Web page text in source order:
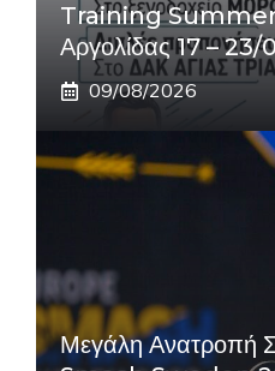
Training Summer
Αργολίδας 17 –
09/08/2026
Μεγάλη Ανατροπή